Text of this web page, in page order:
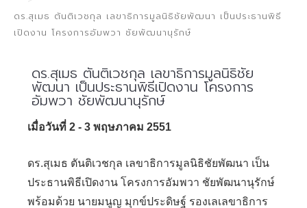
ดร.สุเมธ ตันติเวชกุล เลขาธิการมูลนิธิชัยพัฒนา เป็นประธานพิธี
เปิดงาน โครงการอัมพวา ชัยพัฒนานุรักษ์
ดร.สุเมธ ตันติเวชกุล เลขาธิการมูลนิธิชัย
พัฒนา เป็นประธานพิธีเปิดงาน โครงการ
อัมพวา ชัยพัฒนานุรักษ์
เมื่อวันที่ 2 - 3 พฤษภาคม 2551
ดร.สุเมธ ตันติเวชกุล เลขาธิการมูลนิธิชัยพัฒนา เป็น
ประธานพิธีเปิดงาน โครงการอัมพวา ชัยพัฒนานุรักษ์
พร้อมด้วย นายมนูญ มุกข์ประดิษฐ์ รองเลเลขาธิการ